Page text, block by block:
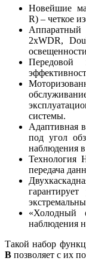
Новейшие
R) – четкое
Аппаратный
2xWDR,
системы.
Адаптивная
под угол
наблюдения
Технология
передача
«Холодный
наблюдения
Такой набор
В позволяет с их